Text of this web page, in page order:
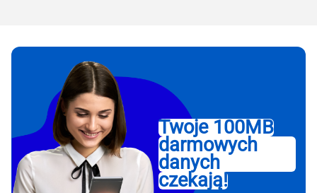
Twoje 100MB
darmowych
danych
czekają!